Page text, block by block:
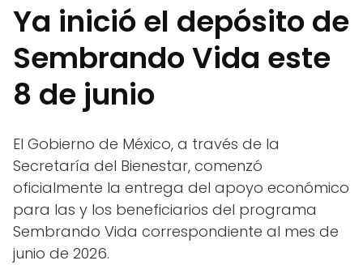
Ya inició el depósito de
Sembrando Vida este
8 de junio
El Gobierno de México, a través de la
Secretaría del Bienestar, comenzó
oficialmente la entrega del apoyo económico
para las y los beneficiarios del programa
Sembrando Vida correspondiente al mes de
junio de 2026.